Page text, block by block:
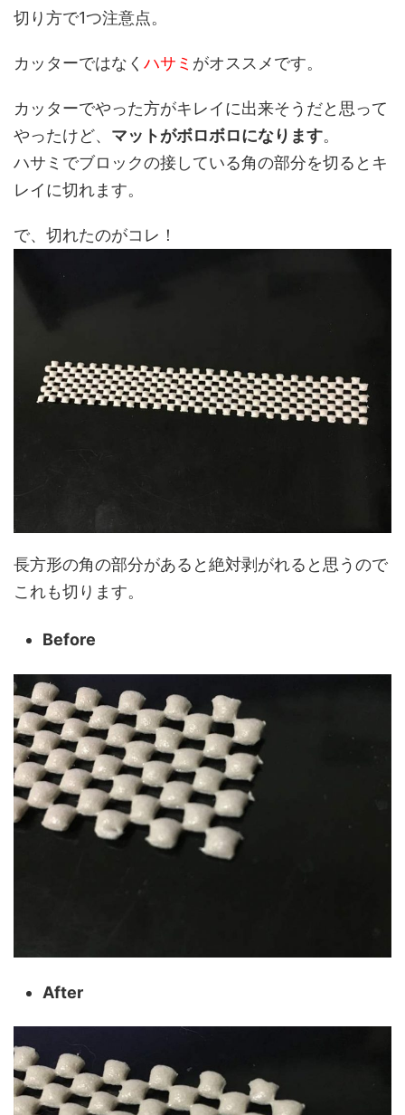
切り方で1つ注意点。
カッターではなく ハサミ がオススメです。
カッターでやった方がキレイに出来そうだと思って
やったけど、 マットがボロボロになります。
ハサミでブロックの接している角の部分を切るとキ
レイに切れます。
で、切れたのがコレ！
長方形の角の部分があると絶対剥がれると思うので
これも切ります。
Before
After